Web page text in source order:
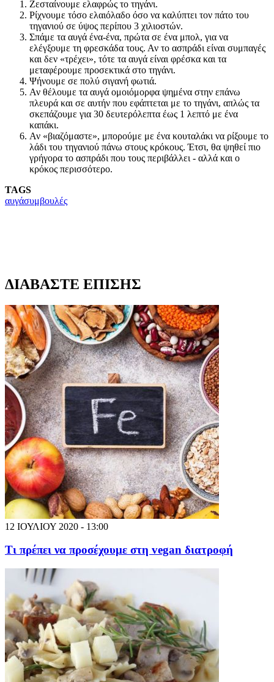
Ζεσταίνουμε ελαφρώς το τηγάνι.
Ρίχνουμε τόσο ελαιόλαδο όσο να καλύπτει τον πάτο του
τηγανιού σε ύψος περίπου 3 χιλιοστών.
Σπάμε τα αυγά ένα-ένα, πρώτα σε ένα μπολ, για να
ελέγξουμε τη φρεσκάδα τους. Αν το ασπράδι είναι συμπαγές
και δεν «τρέχει», τότε τα αυγά είναι φρέσκα και τα
μεταφέρουμε προσεκτικά στο τηγάνι.
Ψήνουμε σε πολύ σιγανή φωτιά.
Αν θέλουμε τα αυγά ομοιόμορφα ψημένα στην επάνω
πλευρά και σε αυτήν που εφάπτεται με το τηγάνι, απλώς τα
σκεπάζουμε για 30 δευτερόλεπτα έως 1 λεπτό με ένα
καπάκι.
Αν «βιαζόμαστε», μπορούμε με ένα κουταλάκι να ρίξουμε το
λάδι του τηγανιού πάνω στους κρόκους. Έτσι, θα ψηθεί πιο
γρήγορα το ασπράδι που τους περιβάλλει - αλλά και ο
κρόκος περισσότερο.
TAGS
αυγάσυμβουλές
ΔΙΑΒΑΣΤΕ ΕΠΙΣΗΣ
12 ΙΟΥΛΙΟΥ 2020 - 13:00
Τι πρέπει να προσέχουμε στη vegan διατροφή